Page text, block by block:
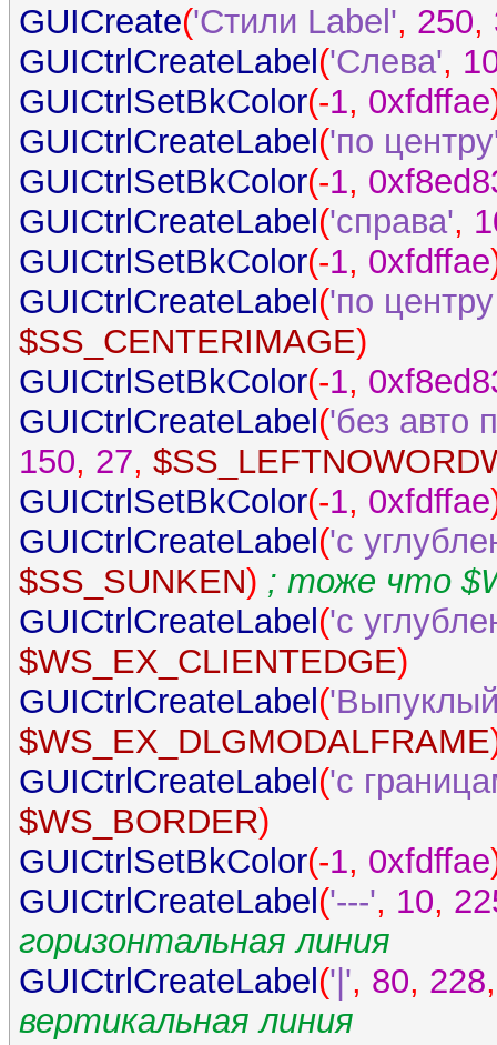
GUICreate('Стили Label', 250,
GUICtrlCreateLabel('Слева',
GUICtrlSetBkColor(-1, 0xfdffae
GUICtrlCreateLabel('по
GUICtrlSetBkColor(-1,
GUICtrlCreateLabel('справа',
GUICtrlSetBkColor(-1, 0xfdffae
GUICtrlCreateLabel('по
$SS_CENTERIMAGE)
GUICtrlSetBkColor(-1,
GUICtrlCreateLabel('без авто
150, 27,
GUICtrlSetBkColor(-1, 0xfdffae
GUICtrlCreateLabel('с
$SS_SUNKEN) ; тоже что
GUICtrlCreateLabel('с
$WS_EX_CLIENTEDGE)
GUICtrlCreateLabel(
$WS_EX_DLGMODALFRAME
GUICtrlCreateLabel('с
$WS_BORDER)
GUICtrlSetBkColor(-1, 0xfdffae
GUICtrlCreateLabel('---', 10,
горизонтальная линия
GUICtrlCreateLabel('|', 80, 228,
вертикальная линия